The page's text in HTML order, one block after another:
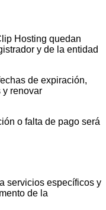
Hosting quedan
y de la entidad
de expiración,
y renovar
o falta de pago será
servicios específicos y
de la